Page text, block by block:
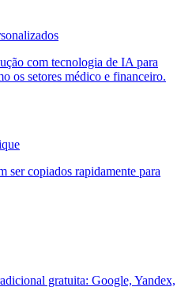
com tecnologia de IA para
os setores médico e financeiro.
ser copiados rapidamente para
gratuita: Google, Yandex,